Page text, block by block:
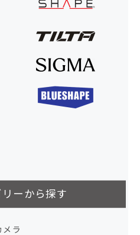
ーから探す
メラ